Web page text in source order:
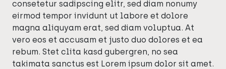
consetetur sadipscing elitr, sed diam nonumy
eirmod tempor invidunt ut labore et dolore
magna aliquyam erat, sed diam voluptua. At
vero eos et accusam et justo duo dolores et ea
rebum. Stet clita kasd gubergren, no sea
takimata sanctus est Lorem ipsum dolor sit amet.